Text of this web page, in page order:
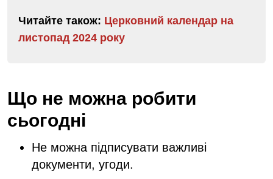
Читайте також: Церковний календар на
листопад 2024 року
Що не можна робити
сьогодні
Не можна підписувати важливі
документи, угоди.